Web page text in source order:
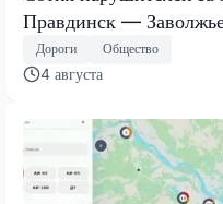
Правдинск — Заволжье
Дороги Общество
4 августа